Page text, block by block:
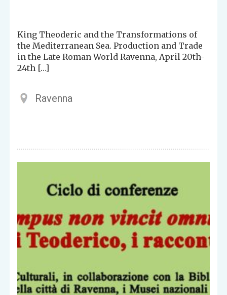
King Theoderic and the Transformations of
the Mediterranean Sea. Production and Trade
in the Late Roman World Ravenna, April 20th-
24th […]
Ravenna